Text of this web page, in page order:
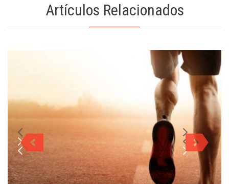
Artículos Relacionados